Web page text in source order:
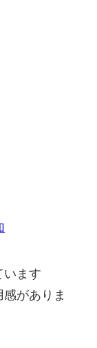
います
がありま